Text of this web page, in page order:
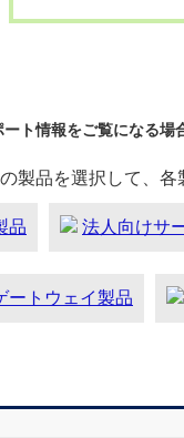
ト情報をご覧になる場
製品を選択して、
品 法人向けサ
ートウェイ製品